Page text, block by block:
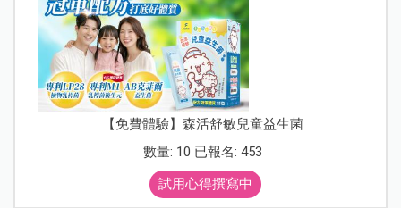
【免費體驗】森活舒敏兒童益生菌
數量: 10 已報名: 453
試用心得撰寫中